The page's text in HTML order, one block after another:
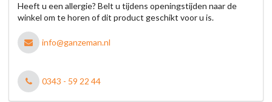
Heeft u een allergie? Belt u tijdens openingstijden naar de
winkel om te horen of dit product geschikt voor u is.
info@ganzeman.nl
0343 - 59 22 44